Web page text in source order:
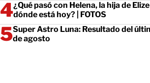
¿Qué pasó con Helena, la hija de
dónde está hoy? | FOTOS
Super Astro Luna: Resultado del
de agosto